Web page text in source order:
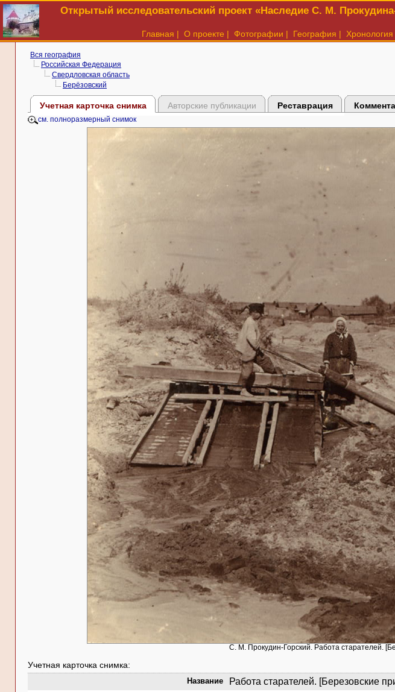
Открытый исследовательский проект «Наследие С. М.
Главная | О проекте | Фотографии | География | Хронология
Вся география
Российская Федерация
Свердловская область
Берёзовский
Учетная карточка снимка Авторские публикации Реставрация
см. полноразмерный снимок
С. М. Прокудин-Горский. Работа старателей.
Учетная карточка снимка:
Название Работа старателей. [Березовские